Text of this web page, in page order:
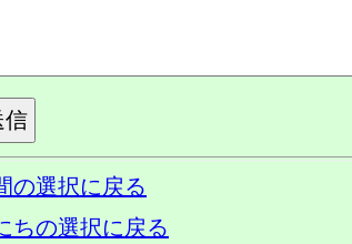
の選択に戻る
ちの選択に戻る